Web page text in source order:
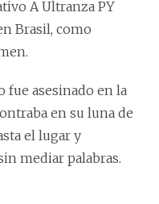
A Ultranza PY
Brasil, como
fue asesinado en la
en su luna de
el lugar y
mediar palabras.